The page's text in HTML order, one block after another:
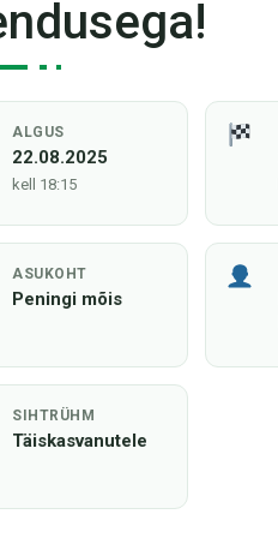
ALGUS
22.08.2025
kell 18:15
ASUKOHT
Peningi mõis
SIHTRÜHM
Täiskasvanutele